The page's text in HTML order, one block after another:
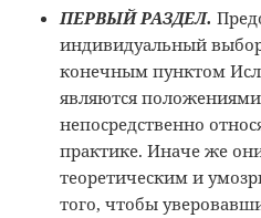
ПЕРВЫЙ РАЗДЕЛ.
индивидуальный
конечным пунктом
являются
непосредственно
практике. Иначе же
теоретическим и
того, чтобы